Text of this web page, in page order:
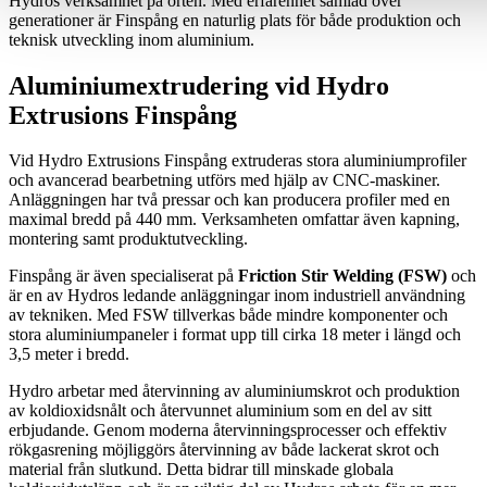
generationer är Finspång en naturlig plats för både produktion och
teknisk utveckling inom aluminium.
Aluminiumextrudering vid Hydro
Extrusions Finspång
Vid Hydro Extrusions Finspång extruderas stora aluminiumprofiler
och avancerad bearbetning utförs med hjälp av CNC-maskiner.
Anläggningen har två pressar och kan producera profiler med en
maximal bredd på 440 mm. Verksamheten omfattar även kapning,
montering samt produktutveckling.
Finspång är även specialiserat på Friction Stir Welding (FSW) och
är en av Hydros ledande anläggningar inom industriell användning
av tekniken. Med FSW tillverkas både mindre komponenter och
stora aluminium­paneler i format upp till cirka 18 meter i längd och
3,5 meter i bredd.
Hydro arbetar med återvinning av aluminiumskrot och produktion
av koldioxidsnålt och återvunnet aluminium som en del av sitt
erbjudande. Genom moderna återvinningsprocesser och effektiv
rökgasrening möjliggörs återvinning av både lackerat skrot och
material från slutkund. Detta bidrar till minskade globala